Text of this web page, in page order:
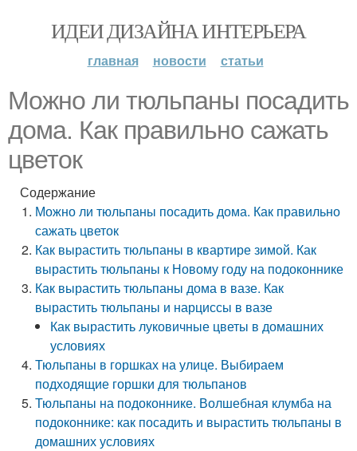
ИДЕИ ДИЗАЙНА ИНТЕРЬЕРА
главная новости статьи
Можно ли тюльпаны посадить
дома. Как правильно сажать
цветок
Содержание
Можно ли тюльпаны посадить дома. Как правильно
сажать цветок
Как вырастить тюльпаны в квартире зимой. Как
вырастить тюльпаны к Новому году на подоконнике
Как вырастить тюльпаны дома в вазе. Как
вырастить тюльпаны и нарциссы в вазе
Как вырастить луковичные цветы в домашних
условиях
Тюльпаны в горшках на улице. Выбираем
подходящие горшки для тюльпанов
Тюльпаны на подоконнике. Волшебная клумба на
подоконнике: как посадить и вырастить тюльпаны в
домашних условиях